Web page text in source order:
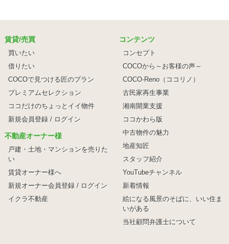
賃貸/売買
買いたい
借りたい
COCOで見つける匠のプラン
プレミアムセレクション
ココだけのちょっとイイ物件
新規会員登録 / ログイン
不動産オーナー様
戸建・土地・マンションを売りた
い
賃貸オーナー様へ
新規オーナー会員登録 / ログイン
イクラ不動産
コンテンツ
コンセプト
COCOから～お客様の声～
COCO-Reno（ココリノ）
古民家再生事業
湘南開業支援
ココかわら版
中古物件の魅力
地産知匠
スタッフ紹介
YouTubeチャンネル
新着情報
絵になる風景のそばに、 いい住ま
いがある
当社顧問弁護士について